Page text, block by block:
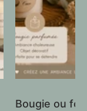
Bougie ou